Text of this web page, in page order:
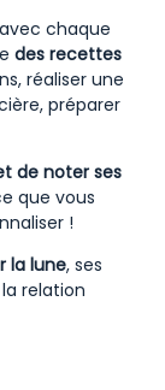
chaque
des recettes
réaliser une
préparer
de noter ses
que vous
!
la lune, ses
relation